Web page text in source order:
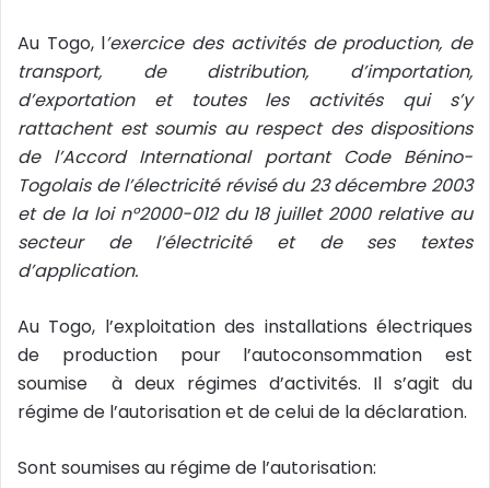
Au Togo, l’exercice des activités de production, de
transport, de distribution, d’importation,
d’exportation et toutes les activités qui s’y
rattachent est soumis au respect des dispositions
de l’Accord International portant Code Bénino-
Togolais de l’électricité révisé du 23 décembre 2003
et de la loi n°2000-012 du 18 juillet 2000 relative au
secteur de l’électricité et de ses textes
d’application.
Au Togo, l’exploitation des installations électriques
de production pour l’autoconsommation est
soumise à deux régimes d’activités. Il s’agit du
régime de l’autorisation et de celui de la déclaration.
Sont soumises au régime de l’autorisation: